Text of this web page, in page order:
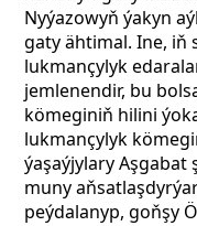
Nyýazowyň ýakyn
gaty ähtimal. Ine, iň
lukmançylyk
jemlenendir, bu
kömeginiň hilini
lukmançylyk
ýaşaýjylary Aşgabat
muny
peýdalanyp, goňşy